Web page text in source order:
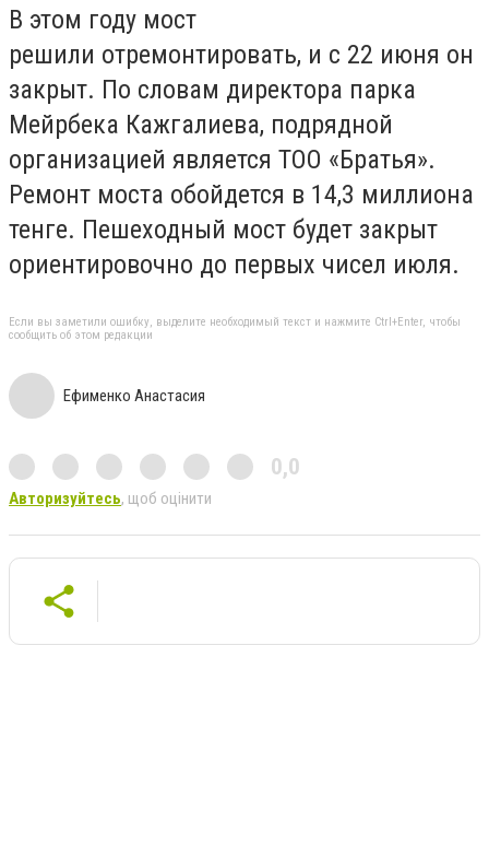
В этом году мост
решили отремонтировать, и с 22 июня он
закрыт. По словам директора парка
Мейрбека Кажгалиева, подрядной
организацией является ТОО «Братья».
Ремонт моста обойдется в 14,3 миллиона
тенге. Пешеходный мост будет закрыт
ориентировочно до первых чисел июля.
Если вы заметили ошибку, выделите необходимый текст и нажмите Ctrl+Enter, чтобы
сообщить об этом редакции
Ефименко Анастасия
0,0
Авторизуйтесь, щоб оцінити